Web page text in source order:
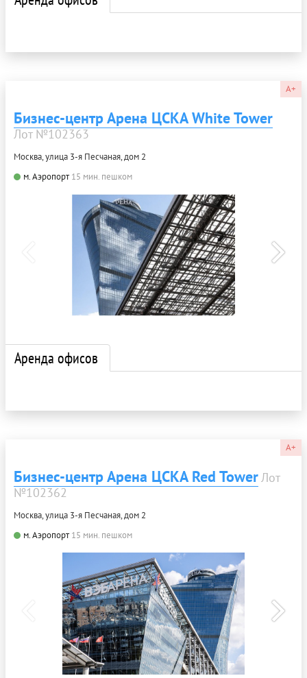
A+
Бизнес-центр Арена ЦСКА White Tower
Лот №102363
Москва, улица 3-я Песчаная, дом 2
м. Аэропорт 15 мин. пешком
Аренда офисов
A+
Бизнес-центр Арена ЦСКА Red TowerЛот
№102362
Москва, улица 3-я Песчаная, дом 2
м. Аэропорт 15 мин. пешком